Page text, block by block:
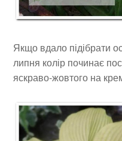
Якщо вдало підібрати
липня колір починає
яскраво-жовтого на